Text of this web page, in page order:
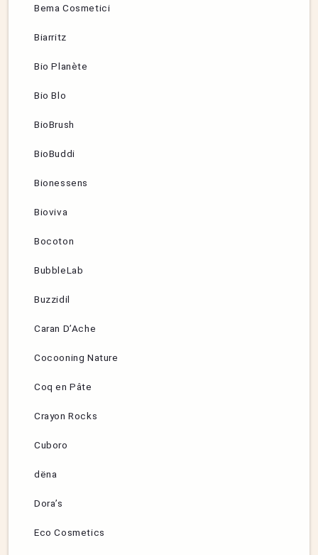
Bema Cosmetici
Biarritz
Bio Planète
Bio Blo
BioBrush
BioBuddi
Bionessens
Bioviva
Bocoton
BubbleLab
Buzzidil
Caran D’Ache
Cocooning Nature
Coq en Pâte
Crayon Rocks
Cuboro
dëna
Dora’s
Eco Cosmetics